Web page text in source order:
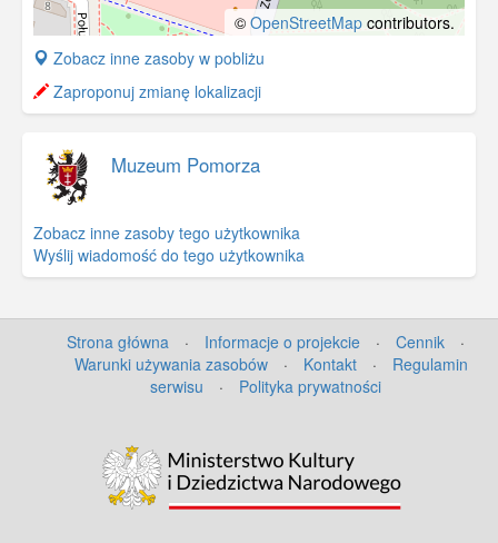
© OpenStreetMap contributors.
+
−
Zobacz inne zasoby w pobliżu
Zaproponuj zmianę lokalizacji
Muzeum Pomorza
Zobacz inne zasoby tego użytkownika
Wyślij wiadomość do tego użytkownika
Strona główna · Informacje o projekcie · Cennik
·
Warunki używania zasobów
· Kontakt ·
Regulamin
serwisu
· Polityka prywatności